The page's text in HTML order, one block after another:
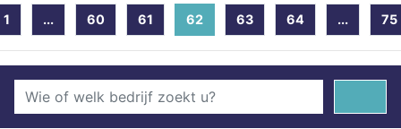
1 ... 60 61 62 (current)
63 64 ... 75